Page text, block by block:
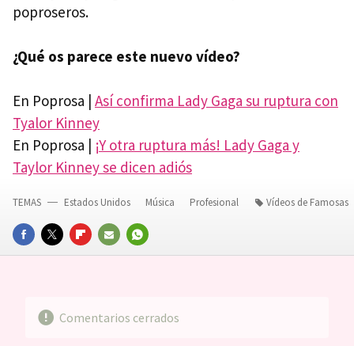
poproseros.
¿Qué os parece este nuevo vídeo?
En Poprosa | Así confirma Lady Gaga su ruptura con
Tyalor Kinney
En Poprosa | ¡Y otra ruptura más! Lady Gaga y
Taylor Kinney se dicen adiós
FACEBOOKTWITTERFLIPBOARD
E-
WHATSAPP
TEMAS Estados Unidos Música Profesional Vídeos de Famosas
Comentarios cerrados